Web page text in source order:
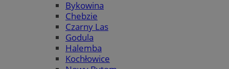
Bykowina
Chebzie
Czarny Las
Godula
Halemba
Kochłowice